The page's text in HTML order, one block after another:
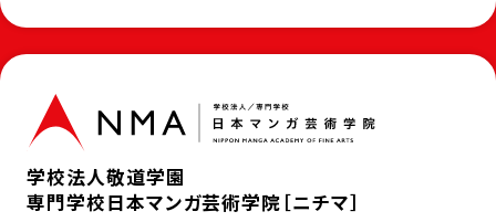
学校法人敬道学園
専門学校日本マンガ芸術学院［ニチマ］